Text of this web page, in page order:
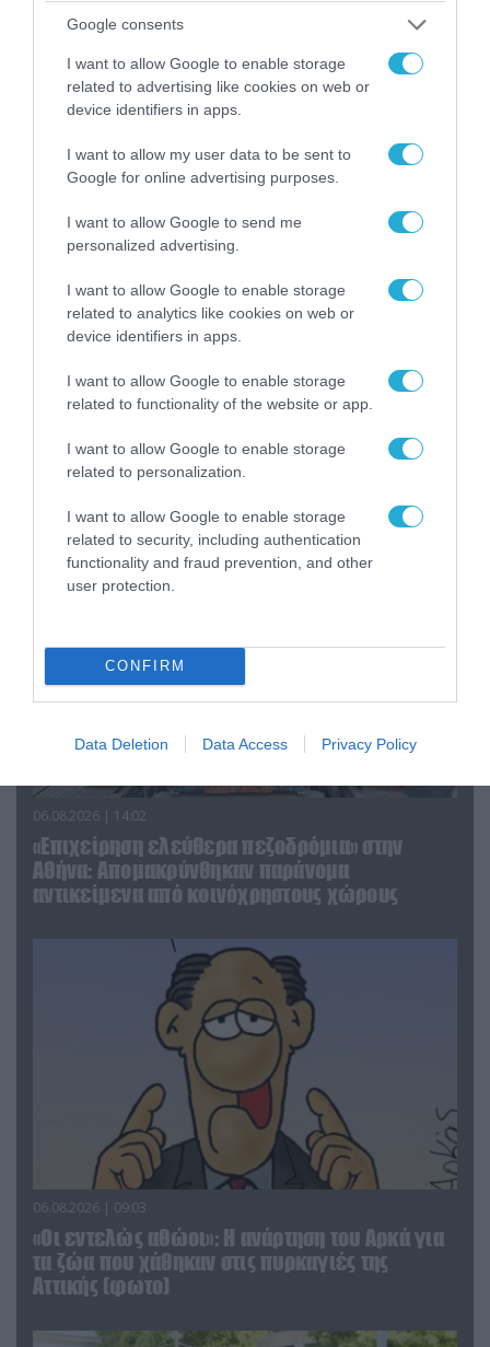
Google consents
I want to allow Google to enable storage
related to advertising like cookies on web or
device identifiers in apps.
I want to allow my user data to be sent to
Google for online advertising purposes.
I want to allow Google to send me
personalized advertising.
I want to allow Google to enable storage
related to analytics like cookies on web or
device identifiers in apps.
I want to allow Google to enable storage
related to functionality of the website or app.
I want to allow Google to enable storage
related to personalization.
I want to allow Google to enable storage
related to security, including authentication
functionality and fraud prevention, and other
user protection.
CONFIRM
Data Deletion Data Access Privacy Policy
08.08.2026 | 09:02
«Η απόλυτη τραγωδία»: Η «αιχμηρή» ανάρτηση
του Αρκά για τα τατουάζ (φωτο)
Ο Γιάννης Αλαφούζος «τέλειωσε» τον
Κωνσταντίνο Ζούλα από τον ΣΚΑΪ – Ο λόγος της
06.08.2026 | 14:02
«Επιχείρηση ελεύθερα πεζοδρόμια» στην
Αθήνα: Απομακρύνθηκαν παράνομα
αντικείμενα από κοινόχρηστους χώρους
06.08.2026 | 09:03
«Οι εντελώς αθώοι»: Η ανάρτηση του Αρκά για
τα ζώα που χάθηκαν στις πυρκαγιές της
Αττικής (φωτο)